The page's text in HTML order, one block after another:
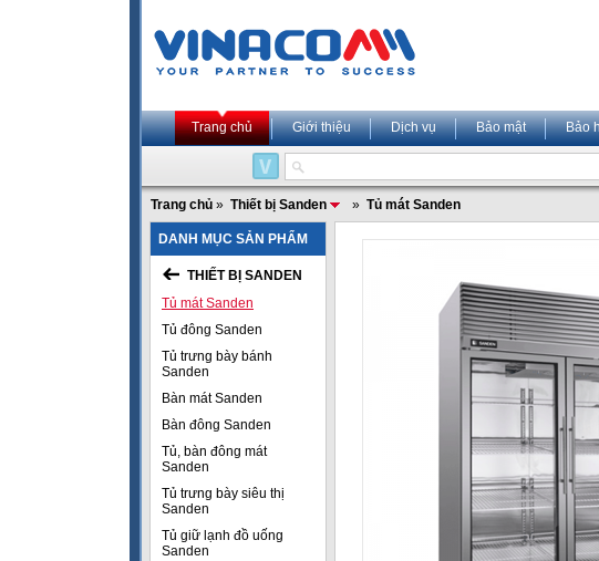
Trang chủ Giới thiệu Dịch vụ Bảo mật Bảo
Trang chủ » Thiết bị Sanden » Tủ mát Sanden
DANH MỤC SẢN PHẨM
THIẾT BỊ SANDEN
Tủ mát Sanden
Tủ đông Sanden
Tủ trưng bày bánh
Sanden
Bàn mát Sanden
Bàn đông Sanden
Tủ, bàn đông mát
Sanden
Tủ trưng bày siêu thị
Sanden
Tủ giữ lạnh đồ uống
Sanden